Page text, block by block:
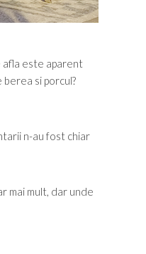
afla este aparent
si porcul?
n-au fost chiar
mai mult, dar unde